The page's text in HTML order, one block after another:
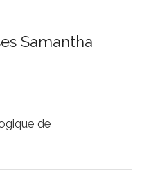
Samantha
de